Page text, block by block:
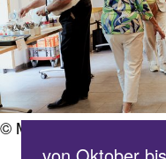
© Manuel Lieb